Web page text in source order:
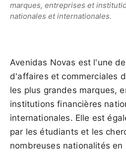
marques, entreprises et
nationales et internationales.
Avenidas Novas est l'une
d'affaires et commerciales
les plus grandes marques,
institutions financières
internationales. Elle est
par les étudiants et les
nombreuses nationalités en